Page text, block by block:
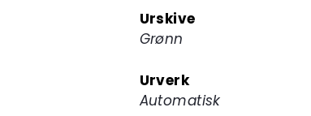
Urskive
Grønn
Urverk
Automatisk